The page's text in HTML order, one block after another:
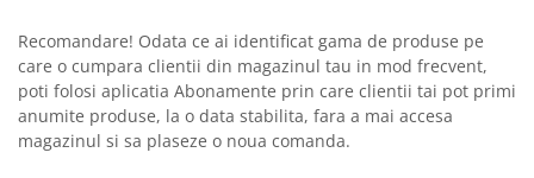
Recomandare! Odata ce ai identificat gama de produse pe
care o cumpara clientii din magazinul tau in mod frecvent,
poti folosi aplicatia Abonamente prin care clientii tai pot primi
anumite produse, la o data stabilita, fara a mai accesa
magazinul si sa plaseze o noua comanda.